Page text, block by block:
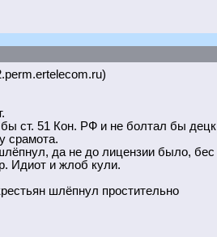
ст. 51 Кон. РФ и не болтал бы
срамота.
да не до лицензии было,
Идиот и жлоб кули.
шлёпнул простительно